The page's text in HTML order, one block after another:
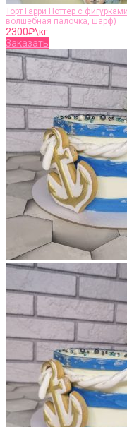
Торт Гарри Поттер c
волшебная палочка, шарф)
2300₽\кг
Заказать